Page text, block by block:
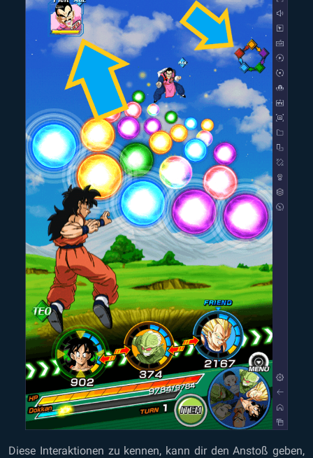
Diese Interaktionen zu kennen, kann dir den Anstoß geben,